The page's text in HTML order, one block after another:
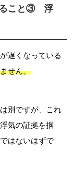
ること③ 浮
遅くなっている
せん。
別ですが、これ
気の証拠を掴
はないはずで